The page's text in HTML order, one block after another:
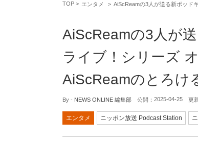
TOP エンタメ AiScReamの3人が送る新ポッド
AiScReamの3人が
ライブ！シリーズ
AiScReamのとろ
By - NEWS ONLINE 編集部 公開： 2025-04-25 更新
エンタメ ニッポン放送 Podcast Station